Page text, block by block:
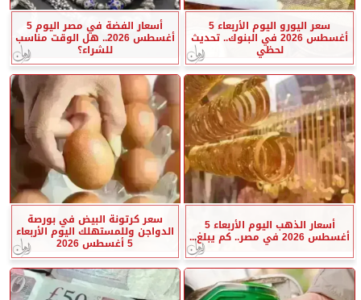
سعر اليورو اليوم الأربعاء 5
أغسطس 2026 في البنوك.. تحديث
لحظي
أسعار الفضة في مصر اليوم 5
أغسطس 2026.. هل الوقت مناسب
للشراء؟
أسعار الذهب اليوم الأربعاء 5
أغسطس 2026 في مصر.. كم يبلغ...
سعر كرتونة البيض في بورصة
الدواجن وللمستهلك اليوم الأربعاء
5 أغسطس 2026